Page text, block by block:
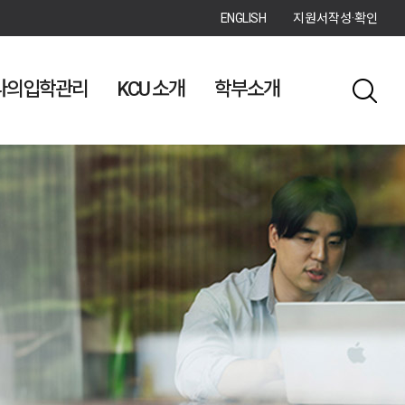
의입학관리 KCU 소개 학부소개
ENGLISH 지원서작성·확인